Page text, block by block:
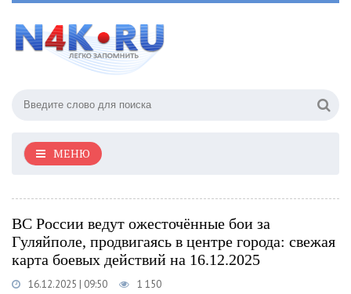
МЕНЮ
ВС России ведут ожесточённые бои за
Гуляйполе, продвигаясь в центре города: свежая
карта боевых действий на 16.12.2025
16.12.2025 | 09:50 1 150